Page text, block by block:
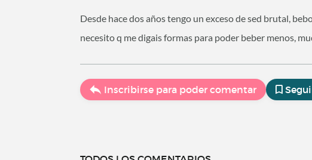
Desde hace dos años tengo un exceso de sed brutal,
necesito q me digais formas para poder beber menos,
Inscribirse para poder comentar